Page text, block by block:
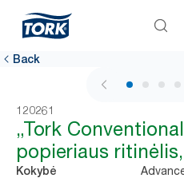
Back
1 / 5
120261
„Tork
popieriaus
Kokybė